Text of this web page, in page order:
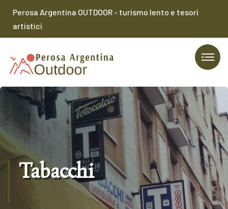
Perosa Argentina OUTDOOR - turismo lento e tesori
artistici
Tabacchi